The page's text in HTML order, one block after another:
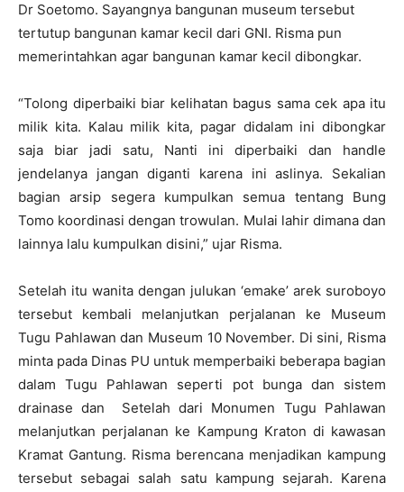
Dr Soetomo. Sayangnya bangunan museum tersebut
tertutup bangunan kamar kecil dari GNI. Risma pun
memerintahkan agar bangunan kamar kecil dibongkar.
“Tolong diperbaiki biar kelihatan bagus sama cek apa itu
milik kita. Kalau milik kita, pagar didalam ini dibongkar
saja biar jadi satu, Nanti ini diperbaiki dan handle
jendelanya jangan diganti karena ini aslinya. Sekalian
bagian arsip segera kumpulkan semua tentang Bung
Tomo koordinasi dengan trowulan. Mulai lahir dimana dan
lainnya lalu kumpulkan disini,” ujar Risma.
Setelah itu wanita dengan julukan ‘emake’ arek suroboyo
tersebut kembali melanjutkan perjalanan ke Museum
Tugu Pahlawan dan Museum 10 November. Di sini, Risma
minta pada Dinas PU untuk memperbaiki beberapa bagian
dalam Tugu Pahlawan seperti pot bunga dan sistem
drainase dan Setelah dari Monumen Tugu Pahlawan
melanjutkan perjalanan ke Kampung Kraton di kawasan
Kramat Gantung. Risma berencana menjadikan kampung
tersebut sebagai salah satu kampung sejarah. Karena